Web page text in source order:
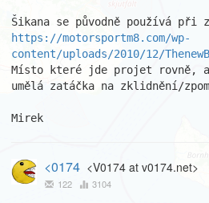
https://motorsportm8.com/wp-
content/uploads/2010/12/
Místo které jde projet rovně,
umělá zatáčka na zklidnění/
Mirek
<0174 <V0174 at v0174.net>
122 3104